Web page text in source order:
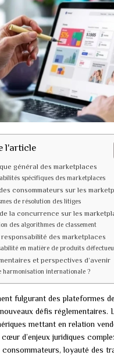
l'article
général des marketplaces
spécifiques des marketplaces
consommateurs sur les
de résolution des litiges
la concurrence sur les
des algorithmes de classement
des marketplaces
en matière de produits
et perspectives d’avenir
harmonisation internationale ?
fulgurant des plateformes
défis réglementaires.
mettant en relation
d’enjeux juridiques
loyauté des